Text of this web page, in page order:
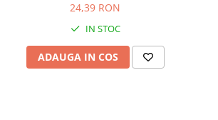
24,39 RON
IN STOC
ADAUGA IN COS